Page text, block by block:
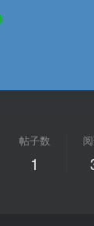
帖子数
1